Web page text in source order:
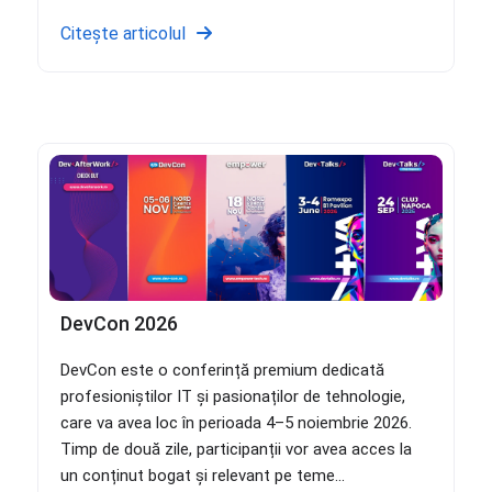
Citește articolul
DevCon 2026
DevCon este o conferință premium dedicată
profesioniștilor IT și pasionaților de tehnologie,
care va avea loc în perioada 4–5 noiembrie 2026.
Timp de două zile, participanții vor avea acces la
un conținut bogat și relevant pe teme...